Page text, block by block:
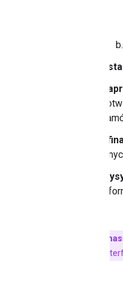
Kluczowe
dedykowany